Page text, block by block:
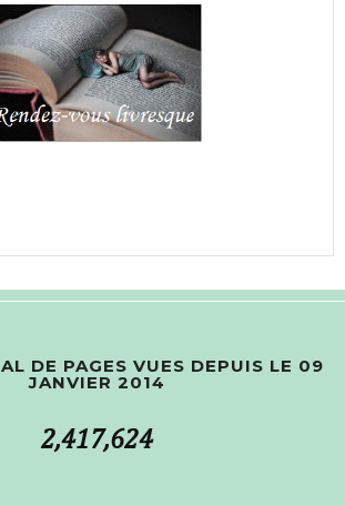
DE PAGES VUES DEPUIS LE 09
JANVIER 2014
2,417,624